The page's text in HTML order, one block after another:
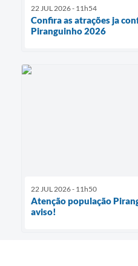
22 JUL 2026 - 11h54
Confira as atrações ja
Piranguinho 2026
22 JUL 2026 - 11h50
Atenção população
aviso!